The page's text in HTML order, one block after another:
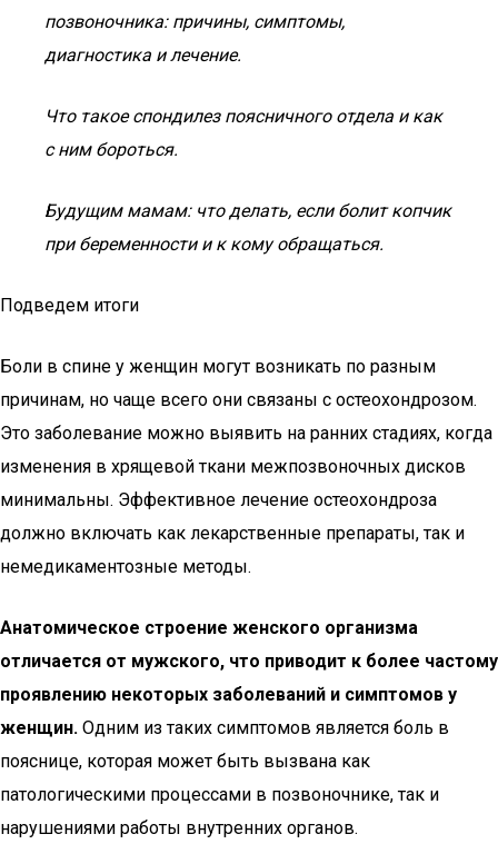
позвоночника: причины, симптомы,
диагностика и лечение.
Что такое спондилез поясничного отдела и как
с ним бороться.
Будущим мамам: что делать, если болит копчик
при беременности и к кому обращаться.
Подведем итоги
Боли в спине у женщин могут возникать по разным
причинам, но чаще всего они связаны с остеохондрозом.
Это заболевание можно выявить на ранних стадиях, когда
изменения в хрящевой ткани межпозвоночных дисков
минимальны. Эффективное лечение остеохондроза
должно включать как лекарственные препараты, так и
немедикаментозные методы.
Анатомическое строение женского организма
отличается от мужского, что приводит к более частому
проявлению некоторых заболеваний и симптомов у
женщин. Одним из таких симптомов является боль в
пояснице, которая может быть вызвана как
патологическими процессами в позвоночнике, так и
нарушениями работы внутренних органов.